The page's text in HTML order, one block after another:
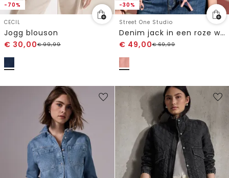
-70%
CECIL
Jogg blouson
€ 30,00€99,99
-30%
Street One Studio
Denim jack in een roze wassing
€ 49,00€69,99